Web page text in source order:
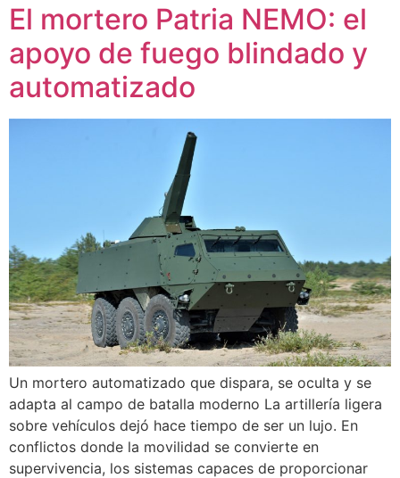
El mortero Patria NEMO: el
apoyo de fuego blindado y
automatizado
Un mortero automatizado que dispara, se oculta y se
adapta al campo de batalla moderno La artillería ligera
sobre vehículos dejó hace tiempo de ser un lujo. En
conflictos donde la movilidad se convierte en
supervivencia, los sistemas capaces de proporcionar